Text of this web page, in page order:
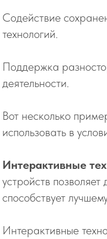
Содействие
технологий.
Поддержка
деятельности.
Вот несколько
использовать в
Интерактивные
устройств
способствует
Интерактивные